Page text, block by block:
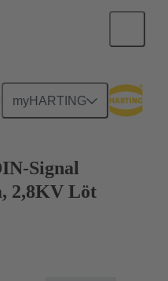
myHARTING
Signal
2,8KV Löt